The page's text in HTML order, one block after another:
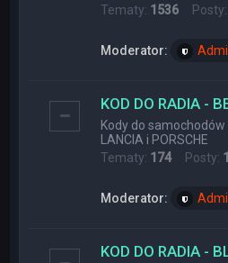
Tematy: 1536 Posty:
Moderator:
KOD DO RADIA -
Kody do samochodów
LANCIA i PORSCHE
Tematy: 174Posty:
Moderator:
KOD DO RADIA -